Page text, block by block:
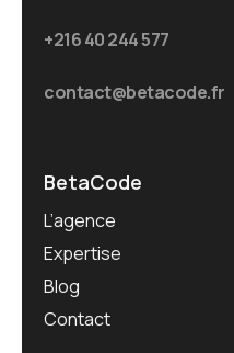
+216 40 244 577
contact@betacode.fr
BetaCode
L’agence
Expertise
Blog
Contact